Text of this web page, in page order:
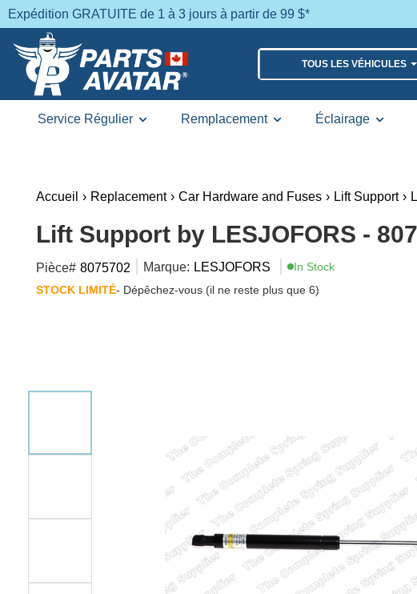
Expédition GRATUITE de 1 à 3 jours à partir de 99 $*
TOUS LES VÉHICULES
Service Régulier Remplacement Éclairage
Accueil › Replacement › Car Hardware and Fuses › Lift Support ›
Lift Support by LESJOFORS -
Pièce# 8075702 Marque: LESJOFORS
In Stock
STOCK LIMITÉ- Dépêchez-vous (il ne reste plus que 6)